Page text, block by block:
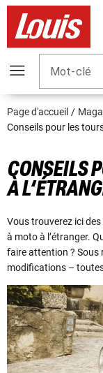
Mot-clé
Page d'accueil
Conseils pour les
CONSEILS
À
Vous trouverez ici
à moto à l’étranger.
faire attention ? Sous
modifications –